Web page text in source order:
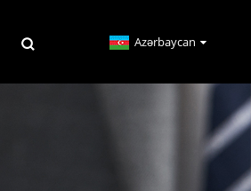
Azərbaycan